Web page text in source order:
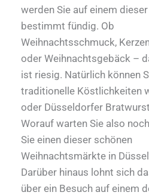
werden Sie auf einem
bestimmt fündig. Ob
Weihnachtsschmuck,
oder Weihnachtsgebäck –
ist riesig. Natürlich können
traditionelle Köstlichkeiten
oder Düsseldorfer
Worauf warten Sie also
Sie einen dieser schönen
Weihnachtsmärkte in
Darüber hinaus lohnt sich
über ein Besuch auf einem